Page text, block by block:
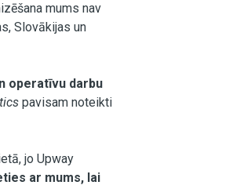
mums nav
Slovākijas un
operatīvu darbu
pavisam noteikti
jo Upway
ar mums, lai